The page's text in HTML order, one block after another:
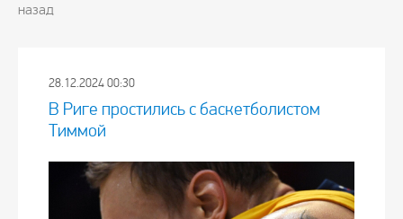
назад
28.12.2024 00:30
В Риге простились с баскетболистом
Тиммой